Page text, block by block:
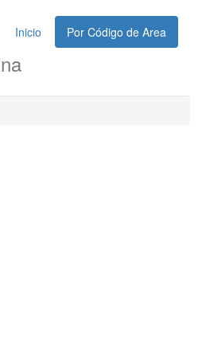
Inicio Por Código de Area